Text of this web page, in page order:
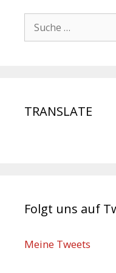
TRANSLATE
Folgt uns auf
Meine Tweets